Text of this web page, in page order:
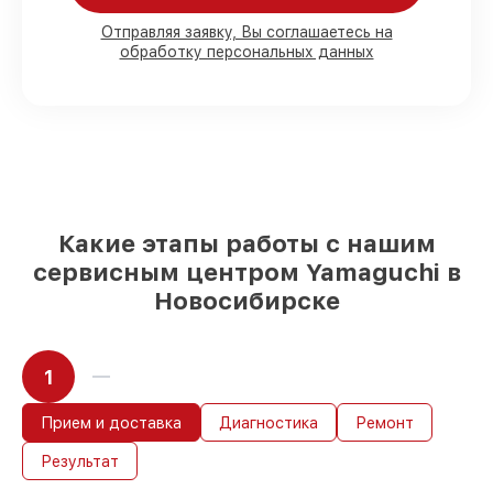
заказчика
90%комплектующих имеются в
наличии, остальное доставляем быстро
Материальная ответственность за
нашей стороны, оплачиваем
восстановление.
До 36 месяцев на повторный сервис
устройств
Если у вас есть чек и гарантийный
Отправляя заявку, Вы соглашаетесь на
обработку персональных данных
Какие этапы работы с нашим
сервисным центром Yamaguchi в
Новосибирске
1
Прием и доставка Диагностика Ремонт
Результат